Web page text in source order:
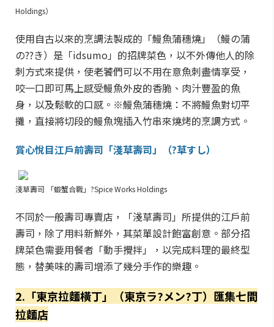
Holdings）
使用自古以來的烹調法製成的「鰻魚蒲穗燒」（鰻の蒲
の??き）是「idsumo」的招牌菜色，以不外傳他人的除
刺方式來提供，使老饕們可以不用在意魚刺盡情享受，
咬一口即可馬上感受鰻魚外皮的香脆、肉汁豐盈的魚
身，以及鬆軟的口感。※鰻魚蒲穗燒：不將鰻魚對切平
攤，直接將切段的鰻魚塊插入竹串來燒烤的烹調方式。
賞心悅目江戶前壽司「淺草壽司」（?草すし）
淺草壽司 「蝦蟹合戰」?Spice Works Holdings
不同於一般壽司專賣店，「淺草壽司」所提供的江戶前
壽司，除了用料新鮮外，其菜單設計飽富創意。部分招
牌菜色需要用餐者「動手攪拌」，以完成料理的最終型
態，替美味的壽司增添了幾分手作的樂趣。
2.「東京拉麵橫丁」（東京ラ?メン?丁）匯集七間
拉麵店